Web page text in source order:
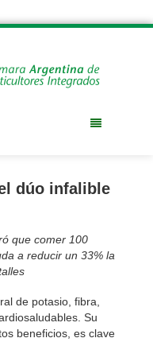
dúo infalible
que comer 100
a reducir un 33% la
de potasio, fibra,
Su
beneficios, es clave